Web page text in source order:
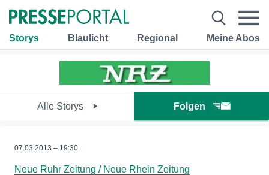
Storys Blaulicht Regional Meine Abos
Alle Storys Folgen
07.03.2013 – 19:30
Neue Ruhr Zeitung / Neue Rhein Zeitung